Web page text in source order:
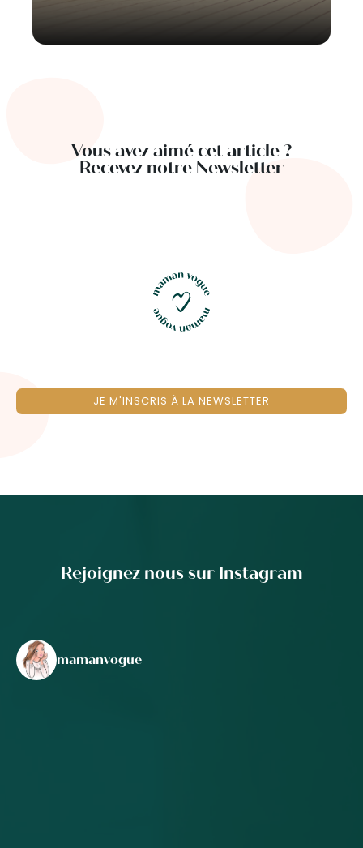
Vous avez aimé cet article ?
Recevez notre Newsletter
JE M'INSCRIS À LA NEWSLETTER
Rejoignez nous sur Instagram
mamanvogue